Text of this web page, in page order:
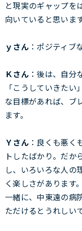
と現実のギャップを
向いていると思いま
ｙさん：ポジティブ
Ｋさん：後は、自分
「こうしていきた
な目標があれば、ブ
ます。
Ｙさん：良くも悪く
トしたばかり。だか
し、いろいろな人の
く楽しさがあります
一緒に、中東遠の病
ただけるとうれしい